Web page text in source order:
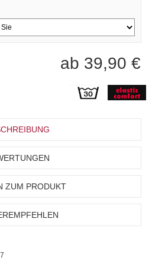
ab 39,90 €
ZUM PRODUKT